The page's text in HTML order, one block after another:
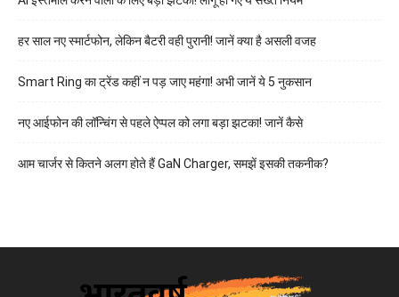
हर साल नए स्मार्टफोन, लेकिन बैटरी वही पुरानी! जानें क्या है असली वजह
Smart Ring का ट्रेंड कहीं न पड़ जाए महंगा! अभी जानें ये 5 नुकसान
नए आईफोन की लॉन्चिंग से पहले ऐप्पल को लगा बड़ा झटका! जानें कैसे
आम चार्जर से कितने अलग होते हैं GaN Charger, समझें इसकी तकनीक?